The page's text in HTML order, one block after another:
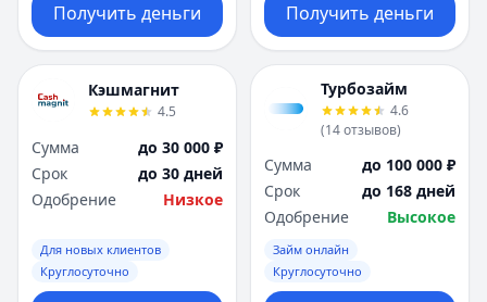
Получить деньги Получить деньги
Кэшмагнит
4.5
Сумма
до 30 000 ₽
Срок
до 30 дней
Одобрение
Низкое
Для новых клиентов
Круглосуточно
Турбозайм
4.6
(14отзывов)
Сумма
до 100 000 ₽
Срок
до 168 дней
Одобрение
Высокое
Займ онлайн
Круглосуточно